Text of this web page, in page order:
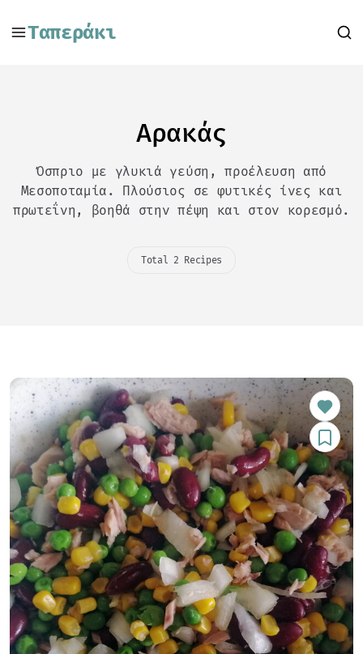
Ταπεράκι
Αρακάς
Όσπριο με γλυκιά γεύση, προέλευση από
Μεσοποταμία. Πλούσιος σε φυτικές ίνες και
πρωτεΐνη, βοηθά στην πέψη και στον κορεσμό.
Total 2 Recipes